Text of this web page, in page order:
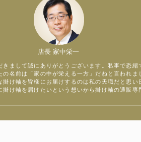
店長 家中栄一
きまして誠にありがとうございます。私事で恐縮
の名前は「家の中が栄える一方」だねと言われま
掛け軸を皆様にお届けするのは私の天職だと思い
掛け軸を届けたいという想いから掛け軸の通販専